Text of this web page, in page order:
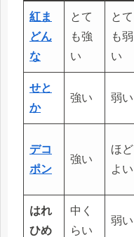
紅ま
どん
な
とて
も強
い
とて
も弱
い
せと
か
強い 弱い
デコ
ポン
強い
ほど
よい
はれ
ひめ
中く
らい
弱い